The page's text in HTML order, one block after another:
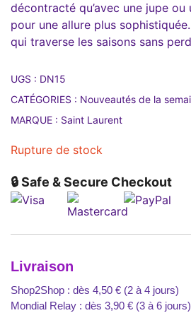
décontracté qu’avec une jupe
pour une allure plus
qui traverse les saisons sans
UGS : DN15
CATÉGORIES : Nouveautés de la
MARQUE : Saint Laurent
Rupture de stock
🔒 Safe & Secure Checkout
Livraison
Shop2Shop : dès 4,50 € (2 à 4 jours)
Mondial Relay : dès 3,90 € (3 à 6 jours)